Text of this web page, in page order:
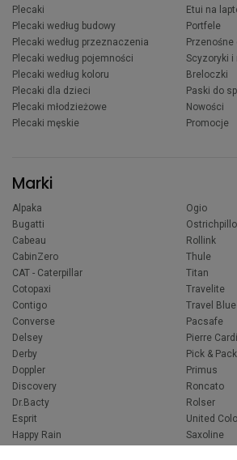
Plecaki
Plecaki według budowy
Plecaki według przeznaczenia
Plecaki według pojemności
Plecaki według koloru
Plecaki dla dzieci
Plecaki młodzieżowe
Plecaki męskie
Etui na
Portfele
Przenośne
Scyzoryki i
Breloczki
Paski do
Nowości
Promocje
Marki
Alpaka
Bugatti
Cabeau
CabinZero
CAT - Caterpillar
Cotopaxi
Contigo
Converse
Delsey
Derby
Doppler
Discovery
Dr.Bacty
Esprit
Happy Rain
Ogio
Rollink
Thule
Titan
Travelite
Travel Blue
Pacsafe
Pierre
Pick & Pack
Primus
Roncato
Rolser
United
Saxoline